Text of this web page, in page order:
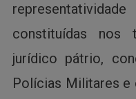
constituídas nos
jurídico pátrio,
Polícias Militares e